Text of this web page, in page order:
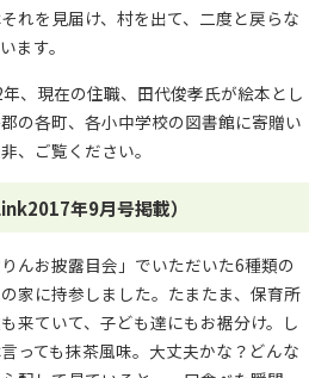
れを見届け、村を出て、二度と戻らな
ます。
、現在の住職、田代俊孝氏が絵本とし
の各町、各小中学校の図書館に寄贈い
、ご覧ください。
年9月号掲載）
りんお披露目会」でいただいた6種類の
家に持参しました。たまたま、保育所
来ていて、子ども達にもお裾分け。し
っても抹茶風味。大丈夫かな？どんな